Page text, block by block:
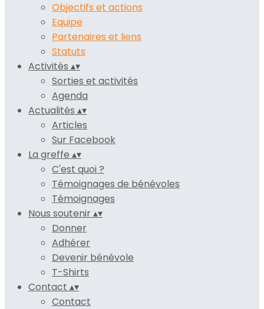
Objectifs et actions
Equipe
Partenaires et liens
Statuts
Activités ▴▾
Sorties et activités
Agenda
Actualités ▴▾
Articles
Sur Facebook
La greffe ▴▾
C'est quoi ?
Témoignages de bénévoles
Témoignages
Nous soutenir▴▾
Donner
Adhérer
Devenir bénévole
T-Shirts
Contact ▴▾
Contact